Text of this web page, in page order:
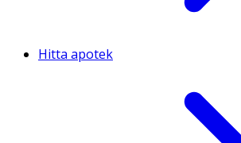
Hitta apotek